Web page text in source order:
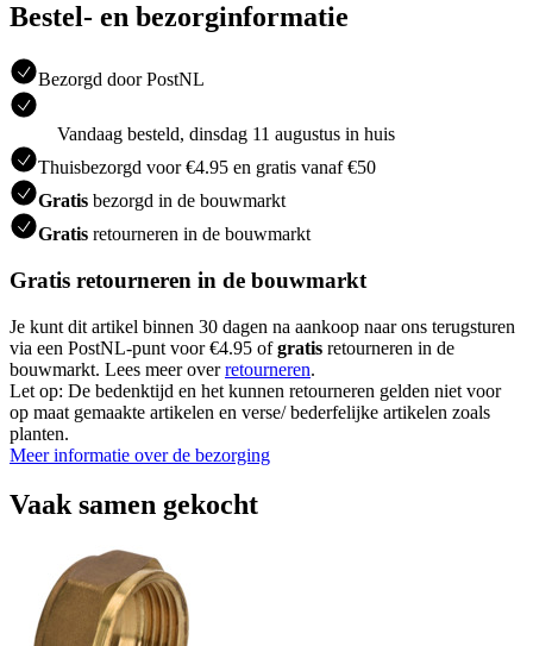
Bestel- en bezorginformatie
Bezorgd door PostNL
Vandaag besteld, dinsdag 11 augustus in huis
Thuisbezorgd voor €4.95 en gratis vanaf €50
Gratis bezorgd in de bouwmarkt
Gratis retourneren in de bouwmarkt
Gratis retourneren in de bouwmarkt
Je kunt dit artikel binnen 30 dagen na aankoop naar ons terugsturen
via een PostNL-punt voor €4.95 ofgratis retourneren in de
bouwmarkt. Lees meer overretourneren.
Let op: De bedenktijd en het kunnen retourneren gelden niet voor
op maat gemaakte artikelen en verse/ bederfelijke artikelen zoals
planten.
Meer informatie over de bezorging
Vaak samen gekocht